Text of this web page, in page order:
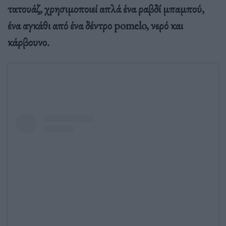
τατουάζ, χρησιμοποιεί απλά ένα ραβδί μπαμπού,
ένα αγκάθι από ένα δέντρο pomelo, νερό και
κάρβουνο.